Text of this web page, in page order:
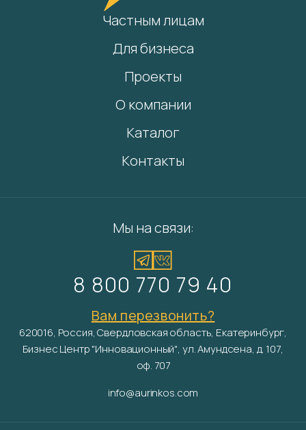
Частным лицам
Для бизнеса
Проекты
О компании
Каталог
Контакты
Мы на связи:
8 800 770 79 40
Вам перезвонить?
620016, Россия, Свердловская область, Екатеринбург,
Бизнес Центр "Инновационный", ул. Амундсена, д. 107,
оф. 707
info@aurinkos.com